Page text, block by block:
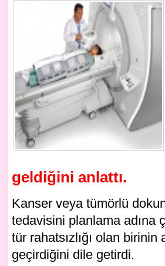
geldiğini anlattı.
Kanser veya tümörlü
tedavisini planlama adına
tür rahatsızlığı olan
geçirdiğini dile getirdi.